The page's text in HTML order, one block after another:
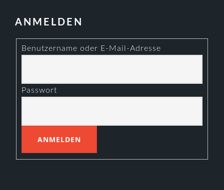
ANMELDEN
Benutzername oder E-Mail-Adresse
Passwort